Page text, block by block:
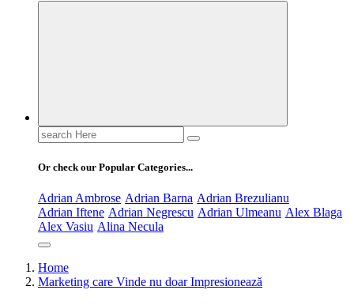
Search
for:
Or check our Popular Categories...
Adrian Ambrose Adrian Barna Adrian Brezulianu
Adrian Iftene Adrian Negrescu Adrian Ulmeanu Alex Blaga
Alex Vasiu Alina Necula
Home
Marketing care Vinde nu doar Impresionează